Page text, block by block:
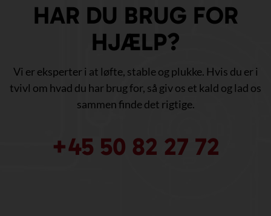
HAR DU BRUG FOR
HJÆLP?
Vi er eksperter i at løfte, stable og plukke. Hvis du er i
tvivl om hvad du har brug for, så giv os et kald og lad os
sammen finde det rigtige.
+45 50 82 27 72